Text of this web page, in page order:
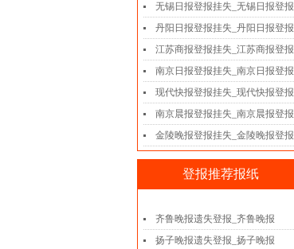
无锡日报登报挂失_无锡日报登报
丹阳日报登报挂失_丹阳日报登报
江苏商报登报挂失_江苏商报登报
南京日报登报挂失_南京日报登报
现代快报登报挂失_现代快报登报
南京晨报登报挂失_南京晨报登报
金陵晚报登报挂失_金陵晚报登报
登报推荐报纸
齐鲁晚报遗失登报_齐鲁晚报
扬子晚报遗失登报_扬子晚报